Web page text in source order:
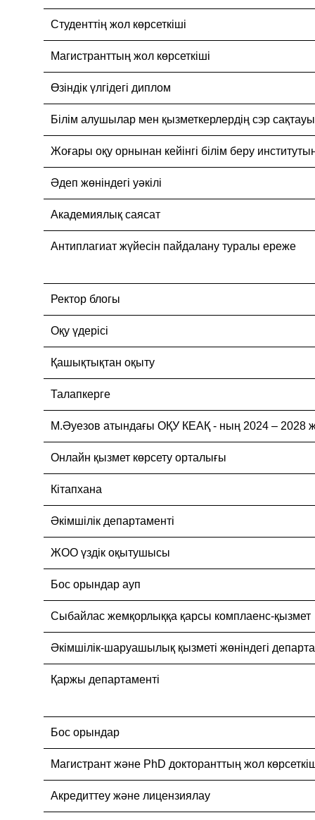
Студенттің жол көрсеткіші
Магистранттың жол көрсеткіші
Өзіндік үлгідегі диплом
Білім алушылар мен қызметкерлердің сэр
Жоғары оқу орнынан кейінгі білім беру
Әдеп жөніндегі уәкілі
Академиялық саясат
Антиплагиат жүйесін пайдалану туралы ереже
Ректор блогы
Оқу үдерісі
Қашықтықтан оқыту
Талапкерге
М.Әуезов атындағы ОҚУ КЕАҚ - ның 2024 –
Онлайн қызмет көрсету орталығы
Кітапхана
Әкімшілік департаменті
ЖОО үздік оқытушысы
Бос орындар ауп
Cыбайлас жемқорлыққа қарсы комплаенс-қызмет
Әкімшілік-шаруашылық қызметі жөніндегі
Қаржы департаменті
Бос орындар
Магистрант және PhD докторанттың жол
Акредиттеу және лицензиялау